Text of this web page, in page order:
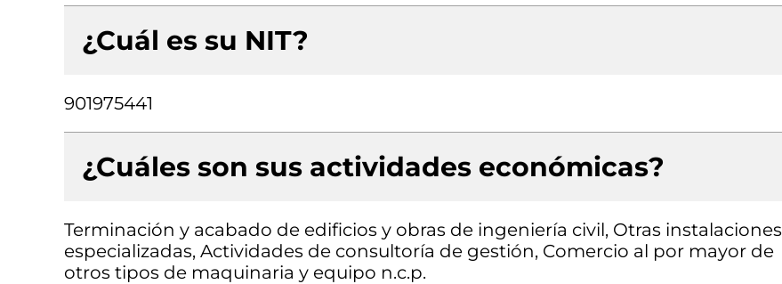
¿Cuál es su NIT?
901975441
¿Cuáles son sus actividades económicas?
Terminación y acabado de edificios y obras de ingeniería civil, Otras instalaciones
especializadas, Actividades de consultoría de gestión, Comercio al por mayor de
otros tipos de maquinaria y equipo n.c.p.